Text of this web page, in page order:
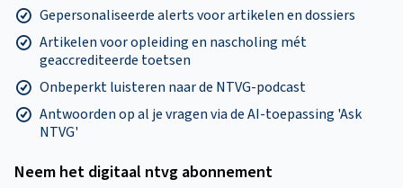
Gepersonaliseerde alerts voor artikelen en dossiers
Artikelen voor opleiding en nascholing mét
geaccrediteerde toetsen
Onbeperkt luisteren naar de NTVG-podcast
Antwoorden op al je vragen via de AI-toepassing 'Ask
NTVG'
Neem het digitaal ntvg abonnement